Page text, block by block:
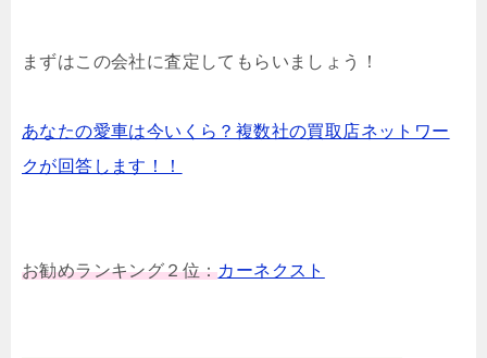
まずはこの会社に査定してもらいましょう！
あなたの愛車は今いくら？複数社の買取店ネットワー
クが回答します！！
お勧めランキング２位：カーネクスト